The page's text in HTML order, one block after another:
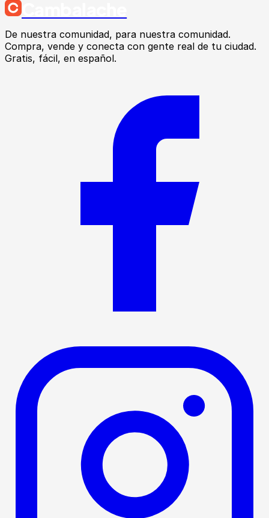
De nuestra comunidad, para nuestra comunidad.
Compra, vende y conecta con gente real de tu ciudad.
Gratis, fácil, en español.